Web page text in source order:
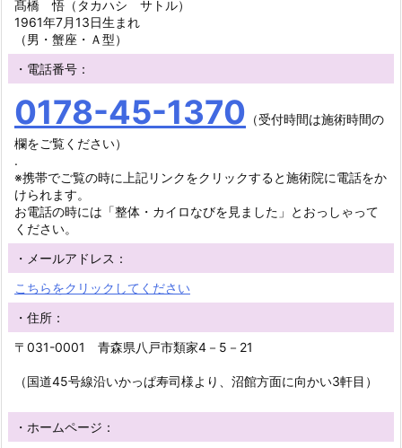
髙橋 悟（タカハシ サトル）
1961年7月13日生まれ
（男・蟹座・Ａ型）
・電話番号：
0178-45-1370 （受付時間は施術時間の
欄をご覧ください）
.
※携帯でご覧の時に上記リンクをクリックすると施術院に電話をか
けられます。
お電話の時には「整体・カイロなびを見ました」とおっしゃって
ください。
・メールアドレス：
こちらをクリックしてください
・住所：
〒031-0001 青森県八戸市類家4－5－21
（国道45号線沿いかっぱ寿司様より、沼館方面に向かい3軒目）
・ホームページ：